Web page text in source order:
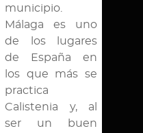
municipio.
Málaga es uno
de los lugares
de España en
los que más se
practica
Calistenia y, al
ser un buen